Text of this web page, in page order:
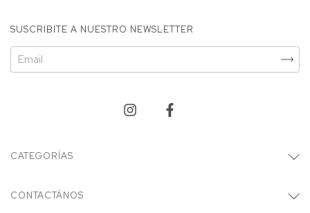
SUSCRIBITE A NUESTRO NEWSLETTER
CATEGORÍAS
CONTACTÁNOS